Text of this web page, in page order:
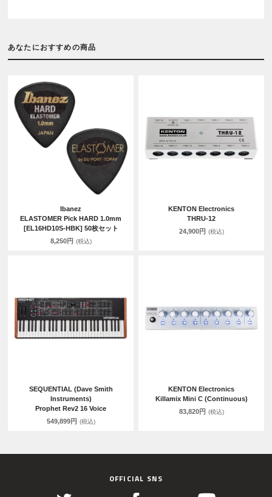
あなたにおすすめの商品
Ibanez
ELASTOMER Pick HARD 1.0mm
[EL16HD10S-HBK] 50枚セット
8,250円 (税込)
KENTON Electronics
THRU-12
24,900円 (税込)
SEQUENTIAL (Dave Smith
Instruments)
Prophet Rev2 16 Voice
549,899円 (税込)
KENTON Electronics
Killamix Mini C (Continuous)
83,820円 (税込)
OFFICIAL SNS